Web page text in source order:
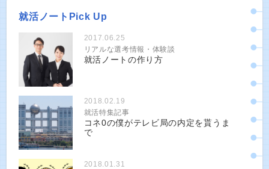
就活ノートPick Up
2017.06.25
リアルな選考情報・体験談
就活ノートの作り方
2018.02.19
就活特集記事
コネ0の僕がテレビ局の内定を貰うま
で
2018.01.31